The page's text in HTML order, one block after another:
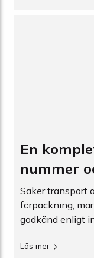
En
nummer
Säker transport
förpackning,
godkänd enligt
och UN-
Läs mer